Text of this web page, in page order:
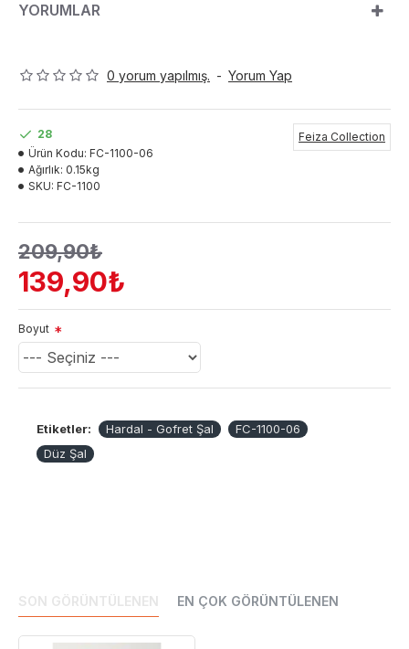
YORUMLAR
0 yorum yapılmış. - Yorum Yap
139,90₺
209,90₺
28
Ürün Kodu: FC-1100-06
Ağırlık: 0.15kg
SKU: FC-1100
Feiza Collection
Boyut
Etiketler: Hardal - Gofret Şal
FC-1100-06
Düz Şal
SON GÖRÜNTÜLENEN EN ÇOK GÖRÜNTÜLENEN